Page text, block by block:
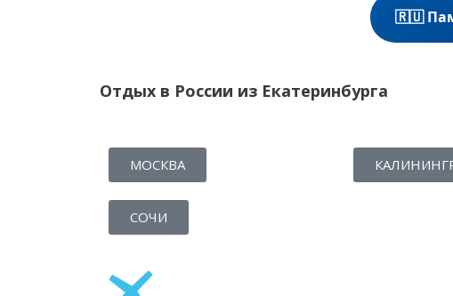
🇷🇺
Отдых в России из Екатеринбурга
МОСКВА
СОЧИ